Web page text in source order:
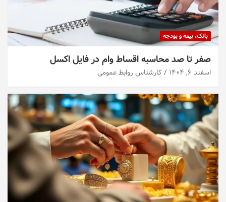
بانک، بیمه و بودجه
صفر تا صد محاسبه اقساط وام در فایل اکسل
اسفند ۶, ۱۴۰۴ کارشناس روابط عمومی